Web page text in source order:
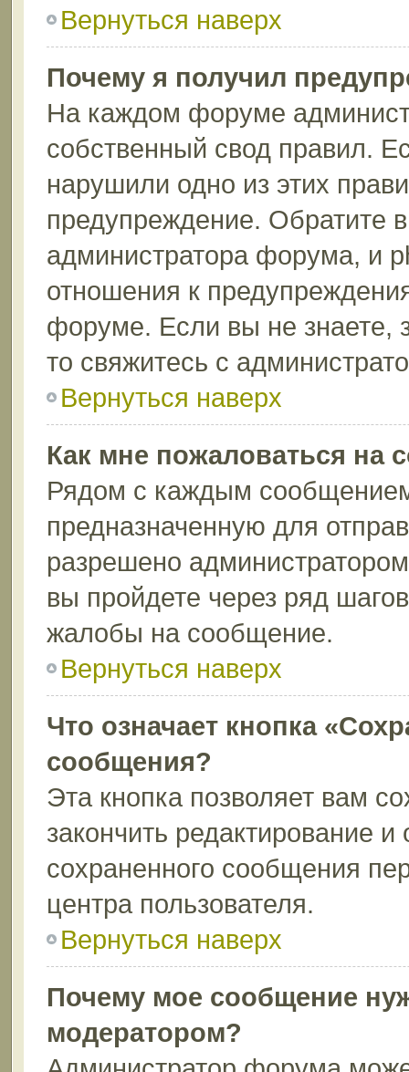
Вернуться наверх
Почему я получил
На каждом форуме
собственный свод правил.
нарушили одно из этих
предупреждение. Обратите
администратора форума, и
отношения к
форуме. Если вы не знаете,
то свяжитесь с
Вернуться наверх
Как мне пожаловаться на
Рядом с каждым
предназначенную для
разрешено
вы пройдете через ряд
жалобы на сообщение.
Вернуться наверх
Что означает кнопка
сообщения?
Эта кнопка позволяет вам
закончить редактирование
сохраненного сообщения
центра пользователя.
Вернуться наверх
Почему мое сообщение
модератором?